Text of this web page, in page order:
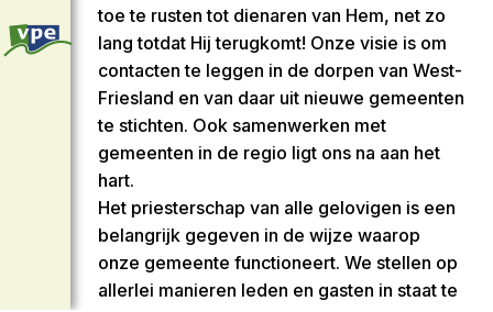
toe te rusten tot dienaren van Hem, net zo
lang totdat Hij terugkomt! Onze visie is om
contacten te leggen in de dorpen van West-
Friesland en van daar uit nieuwe gemeenten
te stichten. Ook samenwerken met
gemeenten in de regio ligt ons na aan het
hart.
Het priesterschap van alle gelovigen is een
belangrijk gegeven in de wijze waarop
onze gemeente functioneert. We stellen op
allerlei manieren leden en gasten in staat te